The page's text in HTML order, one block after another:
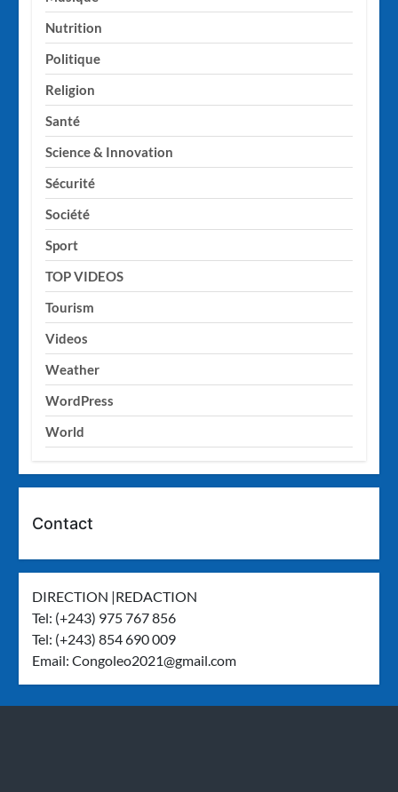
Nutrition
Politique
Religion
Santé
Science & Innovation
Sécurité
Société
Sport
TOP VIDEOS
Tourism
Videos
Weather
WordPress
World
Contact
DIRECTION |REDACTION
Tel: (+243) 975 767 856
Tel: (+243) 854 690 009
Email:Congoleo2021@gmail.com